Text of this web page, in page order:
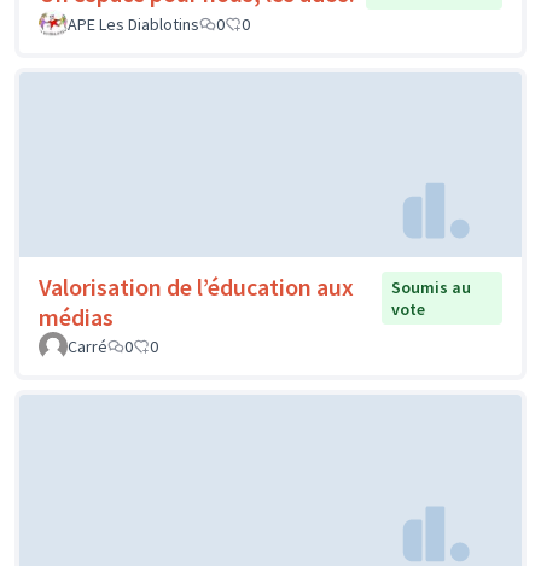
APE Les Diablotins
0 0
Valorisation de l’éducation aux
médias
Soumis au
vote
Carré
0 0